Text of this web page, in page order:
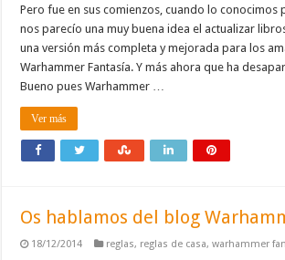
Pero fue en sus comienzos, cuando lo conocimos
nos parecío una muy buena idea el actualizar
una versión más completa y mejorada para los
Warhammer Fantasía. Y más ahora que ha
Bueno pues Warhammer …
Ver más
Os hablamos del blog
18/12/2014 reglas, reglas de casa,warhammer